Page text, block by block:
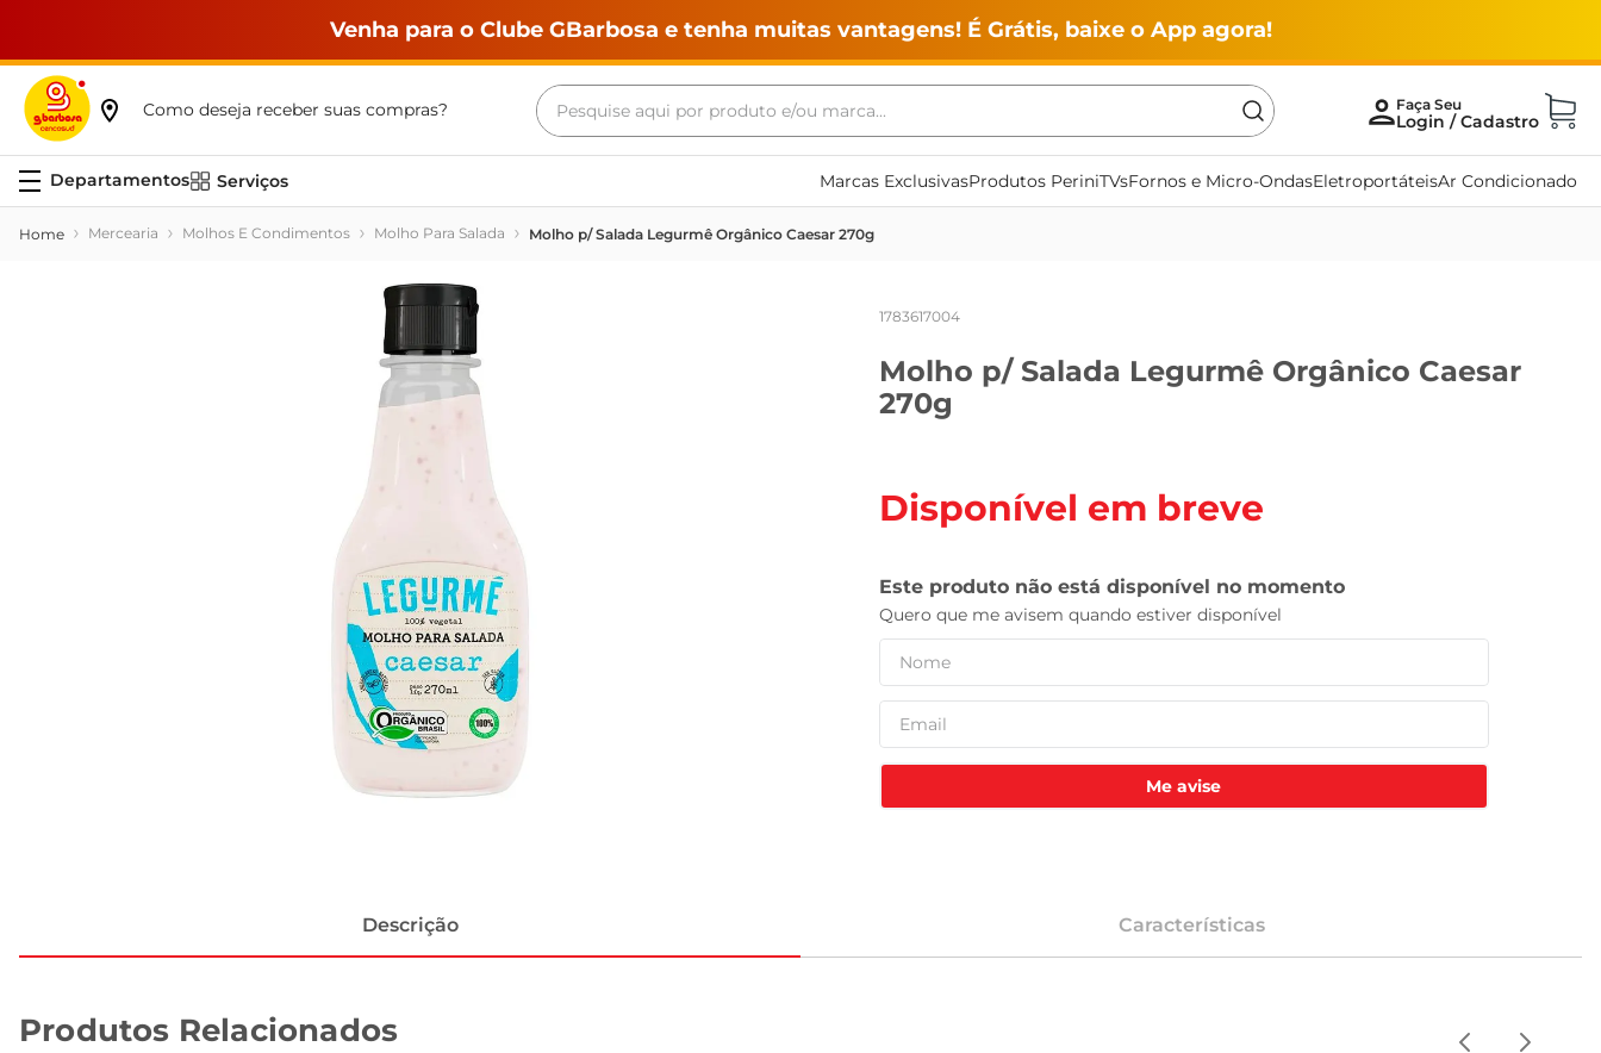
Venha para o Clube GBarbosa e tenha muitas vantagens! É Grátis, baixe o App agora!
Como deseja receber suas compras?
Pesquise aqui por produto e/ou marca...
Serviços Marcas ExclusivasProdutos PeriniTVsFornos e Micro-OndasEletroportáteisAr Condicionado
Mercearia Molhos E Condimentos Molho Para Salada Molho p/ Salada Legurmê Orgânico Caesar 270g
1783617004
Molho p/ Salada Legurmê Orgânico Caesar
270g
Disponível em breve
Me avise
Descrição Características
Produtos Relacionados
Termos mais buscados
maquina lavar